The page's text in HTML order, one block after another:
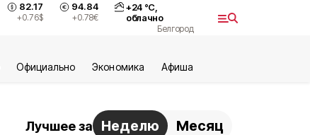
82.17
+0.76$
94.84
+0.78€
+24 °С,
облачно
Белгород
Официально Экономика Aфиша
Лучшее за Неделю Месяц